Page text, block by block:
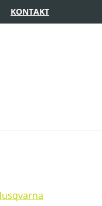
KONTAKT